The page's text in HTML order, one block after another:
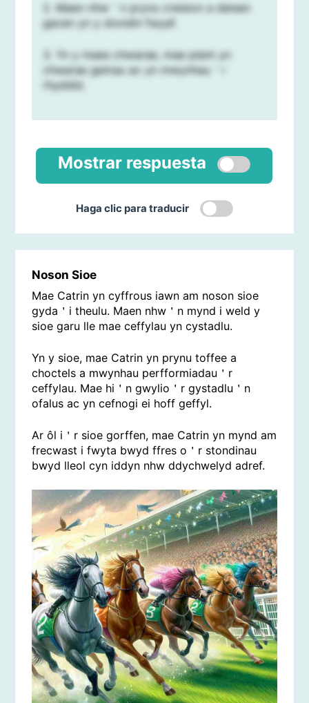
2. Maen nhw＇n prynu creision a deisen
gacen yn y stondin fwyaf.
3. Yn y maes chwarae, mae plant yn
chwarae gemau ac yn mwynhau＇r
rhyddid.
Mostrar respuesta
Haga clic para traducir
Noson Sioe
Mae Catrin yn cyffrous iawn am noson sioe
gyda＇i theulu. Maen nhw＇n mynd i weld y
sioe garu lle mae ceffylau yn cystadlu.
Yn y sioe, mae Catrin yn prynu toffee a
choctels a mwynhau perfformiadau＇r
ceffylau. Mae hi＇n gwylio＇r gystadlu＇n
ofalus ac yn cefnogi ei hoff geffyl.
Ar ôl i＇r sioe gorffen, mae Catrin yn mynd am
frecwast i fwyta bwyd ffres o＇r stondinau
bwyd lleol cyn iddyn nhw ddychwelyd adref.